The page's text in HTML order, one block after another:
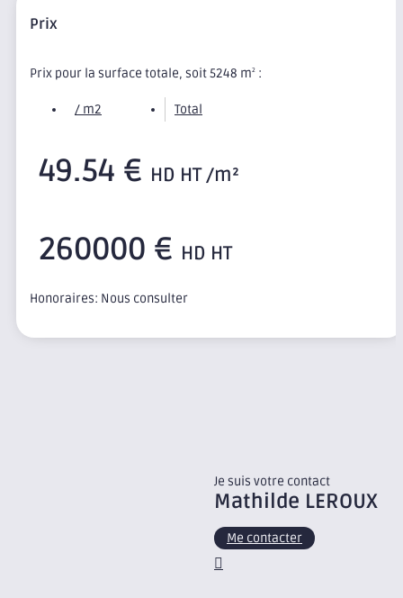
Prix
Prix pour la surface totale, soit 5248 m2 :
/ m2 Total
49.54 € HD HT /m²
260000 € HD HT
Honoraires: Nous consulter
Je suis votre contact
Mathilde LEROUX
Me contacter